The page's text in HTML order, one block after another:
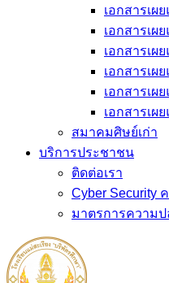
เอกสารเผ
เอกสารเผ
เอกสารเผ
เอกสารเผ
เอกสารเผ
เอกสารเผ
สมาคมศิษย์เก่า
บริการประชาชน
ติดต่อเรา
Cyber Security
มาตรการความป